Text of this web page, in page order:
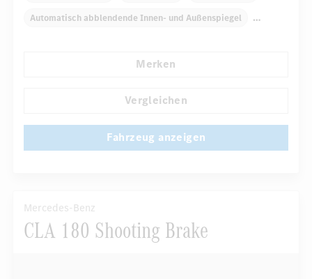
Automatisch abblendende Innen- und Außenspiegel
Merken
Vergleichen
Fahrzeug anzeigen
Mercedes-Benz
CLA 180 Shooting Brake